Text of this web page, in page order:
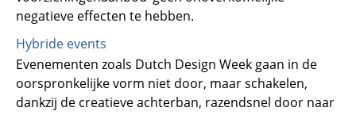
negatieve effecten te hebben.
Hybride events
Evenementen zoals Dutch Design Week gaan in de
oorspronkelijke vorm niet door, maar schakelen,
dankzij de creatieve achterban, razendsnel door naar